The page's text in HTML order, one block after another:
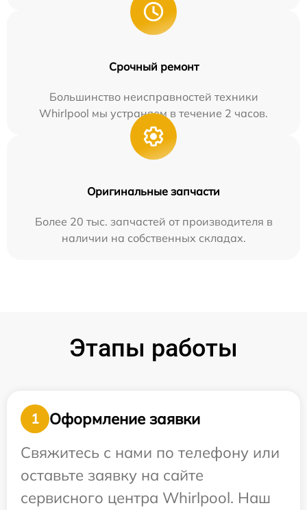
Срочный ремонт
Большинство неисправностей техники
Whirlpool мы устраняем в течение 2 часов.
Оригинальные запчасти
Более 20 тыс. запчастей от производителя в
наличии на собственных складах.
Этапы работы
1
Оформление заявки
Свяжитесь с нами по телефону или
оставьте заявку на сайте
сервисного центра Whirlpool. Наш